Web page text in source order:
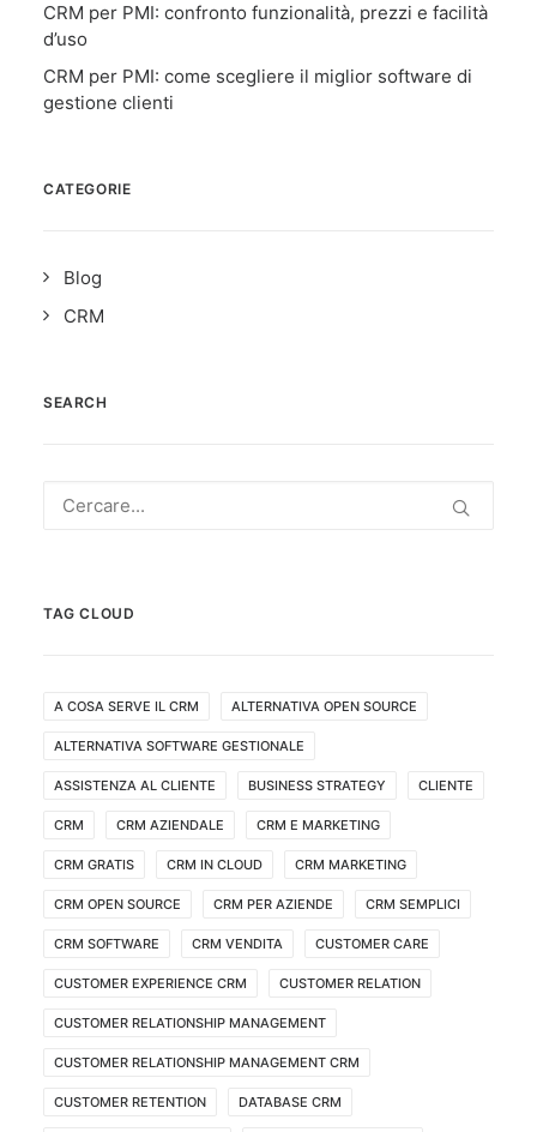
CRM per PMI: confronto funzionalità, prezzi e facilità
d’uso
CRM per PMI: come scegliere il miglior software di
gestione clienti
CATEGORIE
Blog
CRM
SEARCH
TAG CLOUD
A COSA SERVE IL CRM ALTERNATIVA OPEN SOURCE
ALTERNATIVA SOFTWARE GESTIONALE
ASSISTENZA AL CLIENTE BUSINESS STRATEGY CLIENTE
CRM CRM AZIENDALE CRM E MARKETING
CRM GRATIS CRM IN CLOUD CRM MARKETING
CRM OPEN SOURCE CRM PER AZIENDE CRM SEMPLICI
CRM SOFTWARE CRM VENDITA CUSTOMER CARE
CUSTOMER EXPERIENCE CRM CUSTOMER RELATION
CUSTOMER RELATIONSHIP MANAGEMENT
CUSTOMER RELATIONSHIP MANAGEMENT CRM
CUSTOMER RETENTION DATABASE CRM